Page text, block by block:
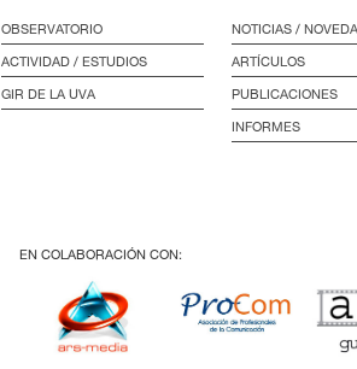
OBSERVATORIO
ACTIVIDAD / ESTUDIOS
GIR DE LA UVA
NOTICIAS /
ARTÍCULOS
PUBLICACIONES
INFORMES
EN COLABORACIÓN CON: